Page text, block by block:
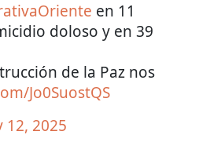
en 11
doloso y en 39
de la Paz nos
Jo0SuostQS
12, 2025